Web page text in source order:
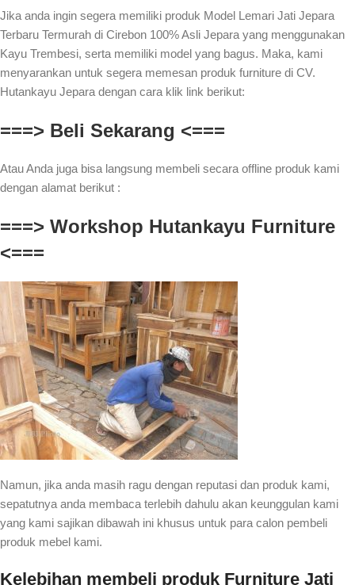
Jika anda ingin segera memiliki produk Model Lemari Jati Jepara
Terbaru Termurah di Cirebon 100% Asli Jepara yang menggunakan
Kayu Trembesi, serta memiliki model yang bagus. Maka, kami
menyarankan untuk segera memesan produk furniture di CV.
Hutankayu Jepara dengan cara klik link berikut:
===> Beli Sekarang <===
Atau Anda juga bisa langsung membeli secara offline produk kami
dengan alamat berikut :
===> Workshop Hutankayu Furniture
<===
Namun, jika anda masih ragu dengan reputasi dan produk kami,
sepatutnya anda membaca terlebih dahulu akan keunggulan kami
yang kami sajikan dibawah ini khusus untuk para calon pembeli
produk mebel kami.
Kelebihan membeli produk Furniture Jati